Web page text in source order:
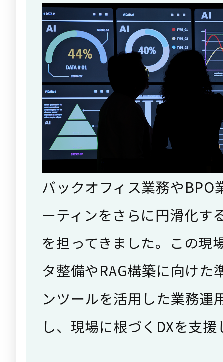
バックオフィス業務やBPO
ーティンをさらに円滑化す
を担ってきました。この現
タ整備やRAG構築に向けた
ンツールを活用した業務運
し、現場に根づくDXを支援